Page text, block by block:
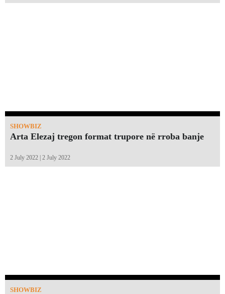
SHOWBIZ
Arta Elezaj tregon format trupore në rroba banje
2 July 2022 | 2 July 2022
SHOWBIZ